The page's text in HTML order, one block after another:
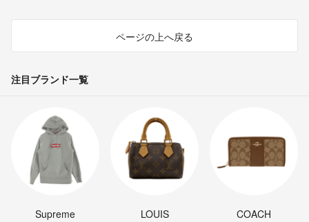
ページの上へ戻る
注目ブランド一覧
Supreme
LOUIS
COACH